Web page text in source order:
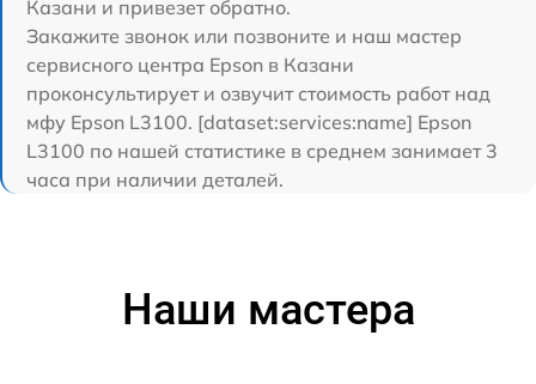
Казани и привезет обратно.
Закажите звонок или позвоните и наш мастер
сервисного центра Epson в Казани
проконсультирует и озвучит стоимость работ над
мфу Epson L3100. [dataset:services:name] Epson
L3100 по нашей статистике в среднем занимает 3
часа при наличии деталей.
Наши мастера